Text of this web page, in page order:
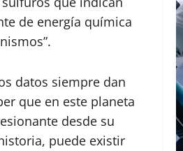
de energía química
datos siempre dan
que en este planeta
desde su
puede existir